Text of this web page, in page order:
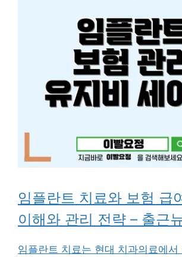
임플란트 치료와 보험 급
이해와 관리 전략 – 출근
임플란트 치료는 현대 치과의료에서